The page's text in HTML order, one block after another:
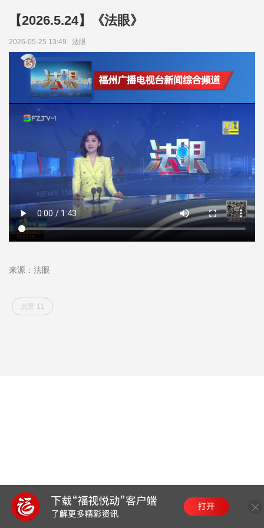
【2026.5.24】《法眼》
2026-05-25 13:49 法眼
来源：法眼
点赞 11